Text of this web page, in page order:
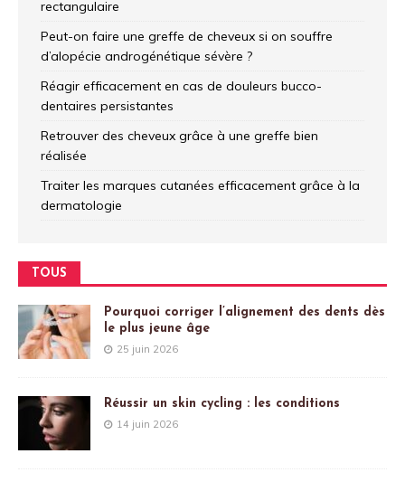
rectangulaire
Peut-on faire une greffe de cheveux si on souffre
d’alopécie androgénétique sévère ?
Réagir efficacement en cas de douleurs bucco-
dentaires persistantes
Retrouver des cheveux grâce à une greffe bien
réalisée
Traiter les marques cutanées efficacement grâce à la
dermatologie
TOUS
Pourquoi corriger l’alignement des dents dès
le plus jeune âge
25 juin 2026
Réussir un skin cycling : les conditions
14 juin 2026